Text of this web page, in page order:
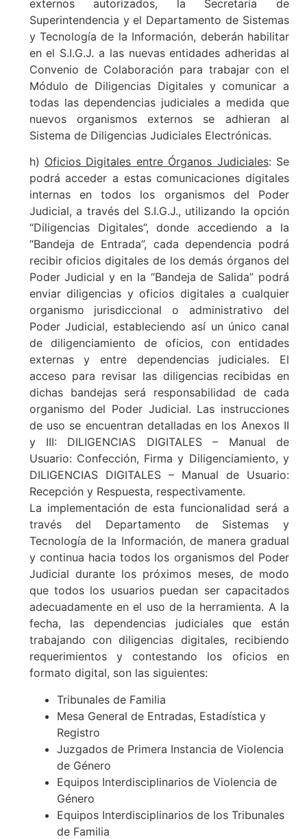
externos autorizados, la Secretaría de
Superintendencia y el Departamento de Sistemas
y Tecnología de la Información, deberán habilitar
en el S.I.G.J. a las nuevas entidades adheridas al
Convenio de Colaboración para trabajar con el
Módulo de Diligencias Digitales y comunicar a
todas las dependencias judiciales a medida que
nuevos organismos externos se adhieran al
Sistema de Diligencias Judiciales Electrónicas.
h) Oficios Digitales entre Órganos Judiciales: Se
podrá acceder a estas comunicaciones digitales
internas en todos los organismos del Poder
Judicial, a través del S.I.G.J., utilizando la opción
“Diligencias Digitales”, donde accediendo a la
“Bandeja de Entrada”, cada dependencia podrá
recibir oficios digitales de los demás órganos del
Poder Judicial y en la “Bandeja de Salida” podrá
enviar diligencias y oficios digitales a cualquier
organismo jurisdiccional o administrativo del
Poder Judicial, estableciendo así un único canal
de diligenciamiento de oficios, con entidades
externas y entre dependencias judiciales. El
acceso para revisar las diligencias recibidas en
dichas bandejas será responsabilidad de cada
organismo del Poder Judicial. Las instrucciones
de uso se encuentran detalladas en los Anexos II
y III: DILIGENCIAS DIGITALES – Manual de
Usuario: Confección, Firma y Diligenciamiento, y
DILIGENCIAS DIGITALES – Manual de Usuario:
Recepción y Respuesta, respectivamente.
La implementación de esta funcionalidad será a
través del Departamento de Sistemas y
Tecnología de la Información, de manera gradual
y continua hacia todos los organismos del Poder
Judicial durante los próximos meses, de modo
que todos los usuarios puedan ser capacitados
adecuadamente en el uso de la herramienta. A la
fecha, las dependencias judiciales que están
trabajando con diligencias digitales, recibiendo
requerimientos y contestando los oficios en
formato digital, son las siguientes:
Tribunales de Familia
Mesa General de Entradas, Estadística y
Registro
Juzgados de Primera Instancia de Violencia
de Género
Equipos Interdisciplinarios de Violencia de
Género
Equipos Interdisciplinarios de los Tribunales
de Familia